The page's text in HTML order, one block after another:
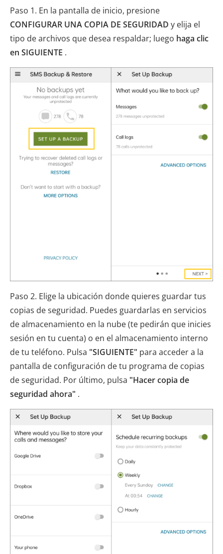
Paso 1. En la pantalla de inicio, presione
CONFIGURAR UNA COPIA DE SEGURIDAD y elija el
tipo de archivos que desea respaldar; luego haga clic
en SIGUIENTE .
Paso 2. Elige la ubicación donde quieres guardar tus
copias de seguridad. Puedes guardarlas en servicios
de almacenamiento en la nube (te pedirán que inicies
sesión en tu cuenta) o en el almacenamiento interno
de tu teléfono. Pulsa "SIGUIENTE" para acceder a la
pantalla de configuración de tu programa de copias
de seguridad. Por último, pulsa "Hacer copia de
seguridad ahora" .